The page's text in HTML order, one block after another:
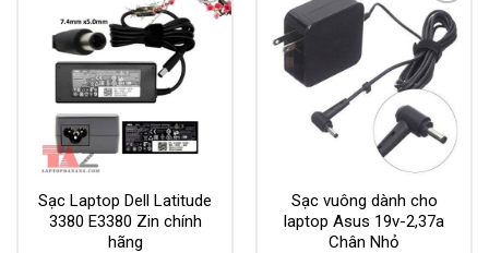
Add to
Wishlist
Sạc Laptop Dell Latitude
3380 E3380 Zin chính
hãng
Add to
Wishlist
Sạc vuông dành cho
laptop Asus 19v-2,37a
Chân Nhỏ